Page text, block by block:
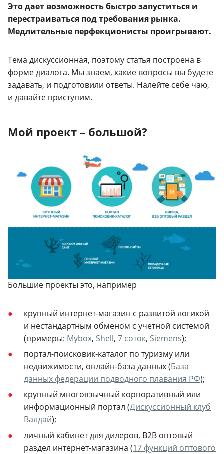
Это дает возможность быстро запуститься и
перестраиваться под требования рынка.
Медлительные перфекционисты проигрывают.
Тема дискуссионная, поэтому статья построена в
форме диалога. Мы знаем, какие вопросы вы будете
задавать, и подготовили ответы. Налейте себе чаю,
и давайте приступим.
Мой проект – большой?
Большие проекты это, например
крупный интернет-магазин с развитой логикой
и нестандартным обменом с учетной системой
(примеры: Mybox, Shell, 7 соток, Siemens);
портал-поисковик-каталог по туризму или
недвижимости, онлайн-база данных (База
данных федерации подводного плавания РФ);
крупный многоязычный корпоративный или
информационный портал (Дискуссионный клуб
Валдай);
личный кабинет для дилеров, B2B оптовый
раздел интернет-магазина (17 функций оптового